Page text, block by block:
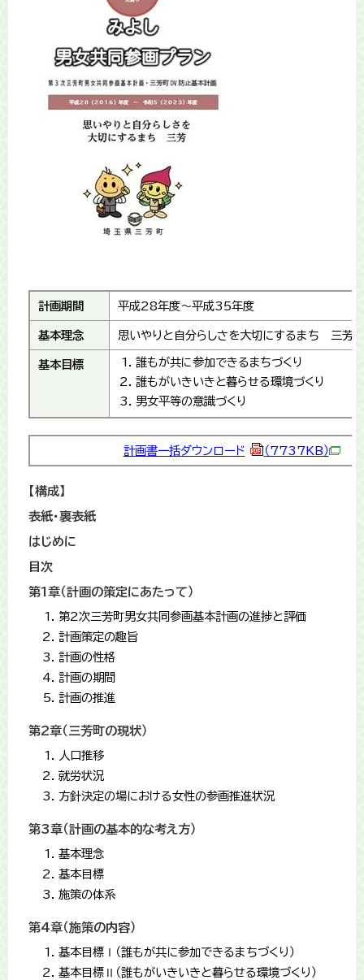
計画期間 平成28年度～平成35年度
基本理念 思いやりと自分らしさを大切にするまち 三芳
基本目標
誰もが共に参加できるまちづくり
誰もがいきいきと暮らせる環境づくり
男女平等の意識づくり
計画書一括ダウンロード （7737KB）
【構成】
表紙・裏表紙
はじめに
目次
第1章（計画の策定にあたって）
第2次三芳町男女共同参画基本計画の進捗と評価
計画策定の趣旨
計画の性格
計画の期間
計画の推進
第2章（三芳町の現状）
人口推移
就労状況
方針決定の場における女性の参画推進状況
第3章（計画の基本的な考え方）
基本理念
基本目標
施策の体系
第4章（施策の内容）
基本目標Ⅰ（誰もが共に参加できるまちづくり）
基本目標Ⅱ（誰もがいきいきと暮らせる環境づくり）